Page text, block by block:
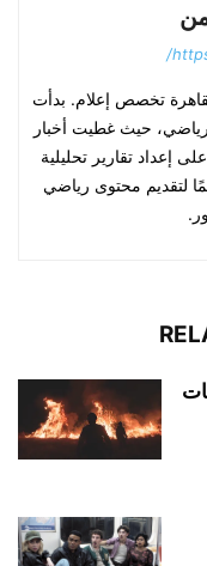
تخصص إعلام. بدأت
كمحرر رياضي، حيث غطيت أخبار
إعداد تقارير تحليلية
لتقديم محتوى رياضي